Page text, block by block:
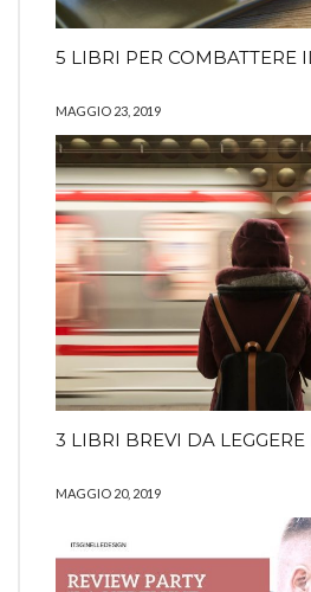
5 LIBRI PER COMBATTERE
MAGGIO 23, 2019
3 LIBRI BREVI DA
MAGGIO 20, 2019